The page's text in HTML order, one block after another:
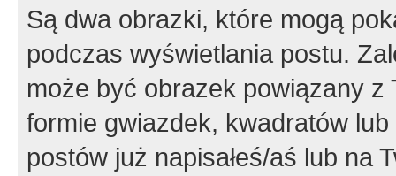
Są dwa obrazki, które mogą
podczas wyświetlania postu.
może być obrazek powiązany z
formie gwiazdek, kwadratów
postów już napisałeś/aś lub na